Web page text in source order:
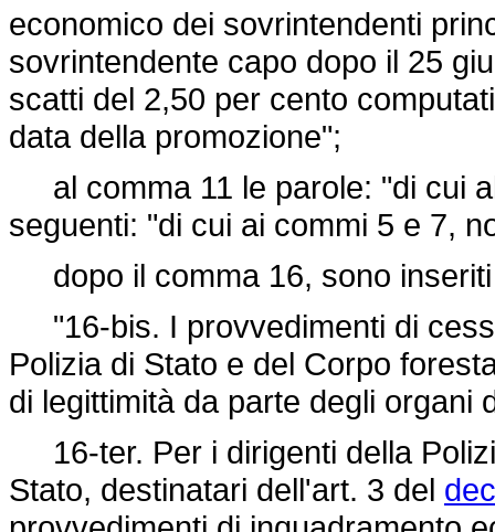
economico dei sovrintendenti
sovrintendente capo dopo il 25
scatti del 2,50 per cento
data della promozione";
al comma 11 le parole: "di cui
seguenti: "di cui ai commi 5 e 7,
dopo il comma 16, sono inseriti
"16-bis. I provvedimenti di
Polizia di Stato e del Corpo
di legittimità da parte degli organi
16-ter. Per i dirigenti della
Stato, destinatari dell'art. 3 del